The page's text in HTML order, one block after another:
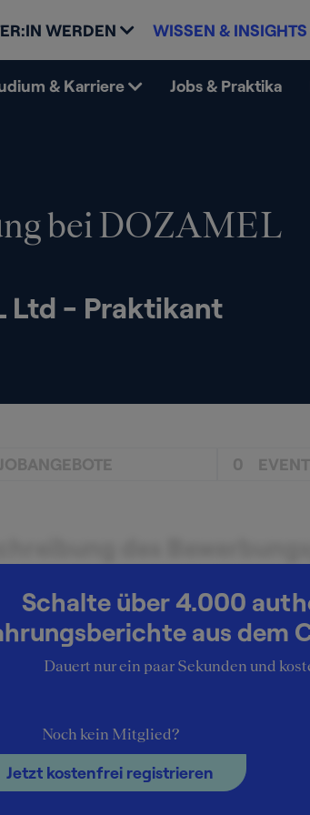
WERDEN WISSEN & INSIGHTS
& Karriere Jobs & Praktika
bei DOZAMEL
Ltd - Praktikant
JOBANGEBOTE 0
Fragen und Inhalte
Insider-Tipps für die
Schalte über 4.000
aus dem
Dauert nur ein paar Sekunden und
Noch kein Mitglied?
Jetzt kostenfrei registrieren